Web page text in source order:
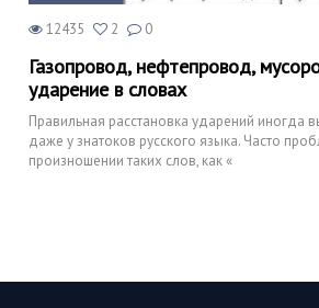
12435 2 0
Газопровод, нефтепровод,
ударение в словах
Правильная расстановка ударений иногда
даже у знатоков русского языка. Часто
произношении таких слов, как «